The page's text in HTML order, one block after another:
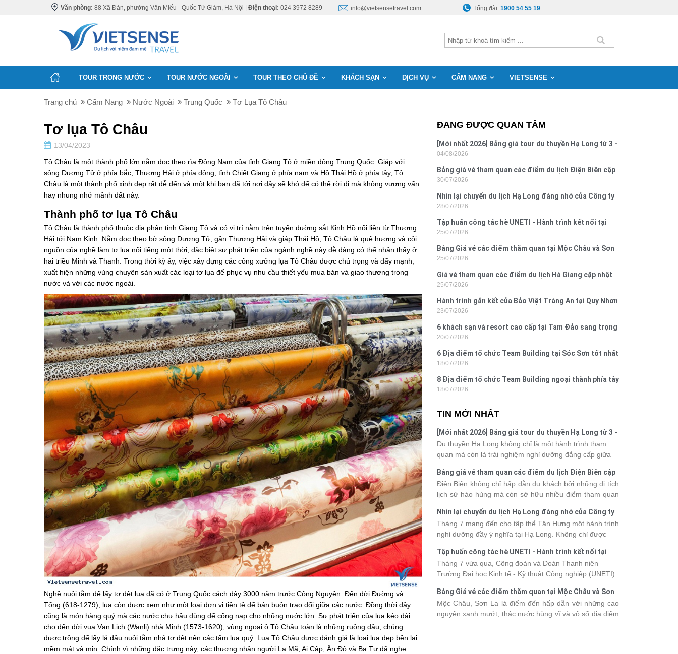
Văn phòng: 88 Xã Đàn, phường Văn Miếu - Quốc Tử Giám, Hà Nội | Điện thoại: 024 3972 8289 info@vietsensetravel.com Tổng đài:1900 54 55 19
TOUR TRONG NƯỚC TOUR NƯỚC NGOÀI TOUR THEO CHỦ ĐỀ KHÁCH SẠN DỊCH VỤ CẨM NANG VIETSENSE
Trang chủ Cẩm Nang Nước Ngoài Trung Quốc Tơ Lụa Tô Châu
Tơ lụa Tô Châu
13/04/2023
Tô Châu là một thành phố lớn nằm dọc theo rìa Đông Nam của tỉnh Giang Tô ở miền đông Trung Quốc. Giáp với
sông Dương Tử ở phía bắc, Thượng Hải ở phía đông, tỉnh Chiết Giang ở phía nam và Hồ Thái Hồ ở phía tây, Tô
Châu là một thành phố xinh đẹp rất dễ đến và một khi bạn đã tới nơi đây sẽ khó để có thể rời đi mà không vương vấn
hay nhung nhớ mảnh đất này.
Thành phố tơ lụa Tô Châu
Tô Châu là thành phố thuộc địa phận tỉnh Giang Tô và có vị trí nằm trên tuyến đường sắt Kinh Hồ nối liền từ Thượng
Hải tới Nam Kinh. Nằm dọc theo bờ sông Dương Tử, gần Thượng Hải và giáp Thái Hồ, Tô Châu là quê hương và cội
nguồn của nghề làm tơ lụa nổi tiếng một thời, đặc biệt sự phát triển của ngành nghề này dễ dàng có thể nhận thấy ở
hai triều Minh và Thanh. Trong thời kỳ ấy, việc xây dựng các công xưởng lụa Tô Châu được chú trọng và đẩy mạnh,
xuất hiện những vùng chuyên sản xuất các loại tơ lụa để phục vụ nhu cầu thiết yếu mua bán và giao thương trong
nước và với các nước ngoài.
Nghề nuôi tằm để lấy tơ dệt lụa đã có ở Trung Quốc cách đây 3000 năm trước Công Nguyên. Ðến đời Ðường và
Tống (618-1279), lụa còn được xem như một loại đơn vị tiền tệ để bán buôn trao đổi giữa các nước. Đồng thời đây
cũng là món hàng quý mà các nước chư hầu dùng để cống nạp cho những nước lớn. Sự phát triển của lụa kéo dài
cho đến đời vua Vạn Lịch (Wanli) nhà Minh (1573-1620), vùng ngoại ô Tô Châu toàn là những ruộng dâu, chúng
được trồng để lấy lá dâu nuôi tằm nhả tơ dệt nên các tấm lụa quý. Lụa Tô Châu được đánh giá là loại lụa đẹp bền lại
mềm mát và mịn. Chính vì những đặc trưng này, các thương nhân người La Mã, Ai Cập, Ấn Độ và Ba Tư đã nghe
ĐANG ĐƯỢC QUAN TÂM
[Mới nhất 2026] Bảng giá tour du thuyền Hạ Long từ 3 -
6 sao
04/08/2026
Bảng giá vé tham quan các điểm du lịch Điện Biên cập
nhật 2026
30/07/2026
Nhìn lại chuyến du lịch Hạ Long đáng nhớ của Công ty
Tân Hưng 2026
28/07/2026
Tập huấn công tác hè UNETI - Hành trình kết nối tại
Hòn Dấu, Đồ Sơn
25/07/2026
Bảng Giá vé các điểm thăm quan tại Mộc Châu và Sơn
La 2026
25/07/2026
Giá vé tham quan các điểm du lịch Hà Giang cập nhật
2026
25/07/2026
Hành trình gắn kết của Bảo Việt Tràng An tại Quy Nhơn
- Phú Yên
23/07/2026
6 khách sạn và resort cao cấp tại Tam Đảo sang trọng
tiện nghi
20/07/2026
6 Địa điểm tổ chức Team Building tại Sóc Sơn tốt nhất
hiện nay
18/07/2026
8 Địa điểm tổ chức Team Building ngoại thành phía tây
Hà Nội
18/07/2026
TIN MỚI NHẤT
[Mới nhất 2026] Bảng giá tour du thuyền Hạ Long từ 3 -
6 sao
Du thuyền Hạ Long không chỉ là một hành trình tham
quan mà còn là trải nghiệm nghỉ dưỡng đẳng cấp giữa
thuyền sẽ có mức giá và dịch vụ khác nhau, khiến nhiều
du khách băn khoăn khi lựa chọn. Bài viết dưới đây sẽ
cập nhật bảng giá tour du thuyền Hạ Long mới nhất
2026 từ 3 - 6 sao, giúp bạn dễ dàng so sánh và tìm
được hành trình phù hợp với nhu cầu cũng như ngân
sách.
Bảng giá vé tham quan các điểm du lịch Điện Biên cập
nhật 2026
Điện Biên không chỉ hấp dẫn du khách bởi những di tích
lịch sử hào hùng mà còn sở hữu nhiều điểm tham quan
đang lên kế hoạch khám phá vùng đất này, việc cập nhật
trước giá vé sẽ giúp bạn chủ động hơn trong lịch trình và
chi phí. Cùng Vietsense Travel tham khảo bảng giá vé
tham quan các điểm du lịch Điện Biênmới nhất năm
2026 ngay dưới đây.
Nhìn lại chuyến du lịch Hạ Long đáng nhớ của Công ty
Tân Hưng 2026
Tháng 7 mang đến cho tập thể Tân Hưng một hành trình
nghỉ dưỡng đầy ý nghĩa tại Hạ Long. Không chỉ được
thành viên còn có dịp gắn kết, sẻ chia và lưu giữ nhiều
khoảnh khắc đáng nhớ. Hãy cùng nhìn lại chuyến đi
ngập tràn niềm vui và những trải nghiệm khó quên.
Tập huấn công tác hè UNETI - Hành trình kết nối tại
Hòn Dấu, Đồ Sơn
Tháng 7 vừa qua, Công đoàn và Đoàn Thanh niên
Trường Đại học Kinh tế - Kỹ thuật Công nghiệp (UNETI)
Hòn Dấu - Đồ Sơn. Không chỉ là dịp nâng cao kỹ năng
và chia sẻ kinh nghiệm công tác, chương trình còn mang
đến những hoạt động giao lưu sôi nổi, góp phần gắn kết
Bảng Giá vé các điểm thăm quan tại Mộc Châu và Sơn
La 2026
Mộc Châu, Sơn La là điểm đến hấp dẫn với những cao
nguyên xanh mướt, thác nước hùng vĩ và vô số địa điểm